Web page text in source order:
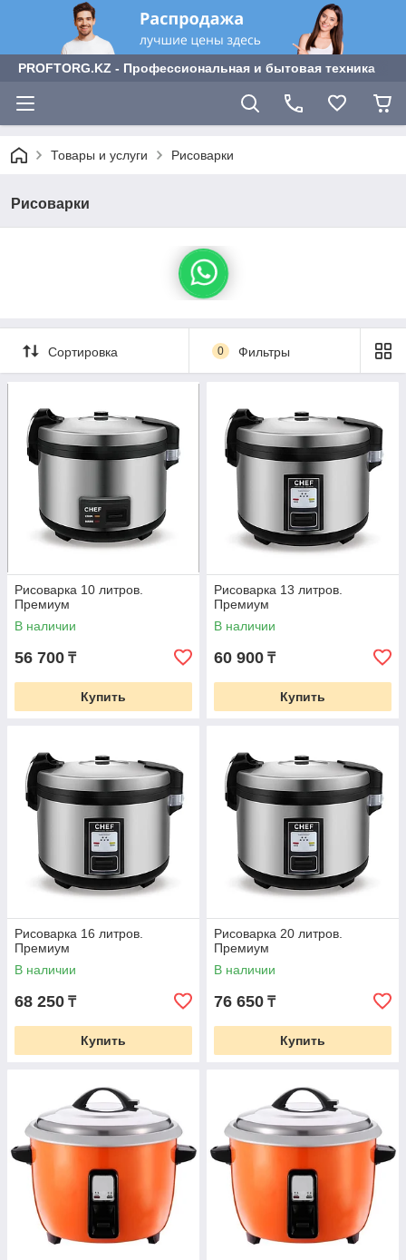
PROFTORG.KZ - Профессиональная и бытовая техника
Товары и услуги Рисоварки
Рисоварки
Сортировка 0 Фильтры
Рисоварка 10 литров.
Премиум
В наличии
56 700 ₸
Купить
Рисоварка 13 литров.
Премиум
В наличии
60 900 ₸
Купить
Рисоварка 16 литров.
Премиум
В наличии
68 250 ₸
Купить
Рисоварка 20 литров.
Премиум
В наличии
76 650 ₸
Купить